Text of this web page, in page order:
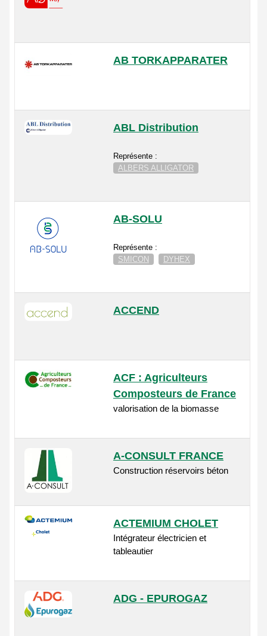
AB TORKAPPARATER
ABL Distribution
Représente :
ALBERS ALLIGATOR
AB-SOLU
Représente :
SMICON
DYHEX
ACCEND
ACF : Agriculteurs
Composteurs de France
valorisation de la biomasse
A-CONSULT FRANCE
Construction réservoirs béton
ACTEMIUM CHOLET
Intégrateur électricien et
tableautier
ADG - EPUROGAZ